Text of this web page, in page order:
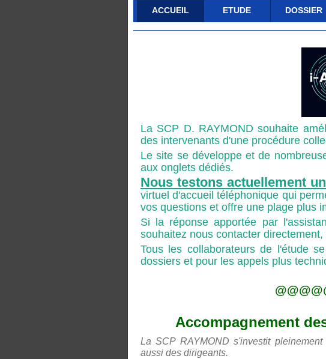
ACCUEIL ETUDE DOSSIER
La SCP D. RAYMOND souhaite
des intervenants d'une procédure
Le site se développe et de
aux onglets dédiés.
Nous testons actuellement
virtuel d'accueil téléphonique qui
vos questions et offre une plage plus
Si la réponse apportée par
souhaitez nous contacter
Tous les collaborateurs de l'étude
dossiers et pour les appels plus
Accompagnement
La SCP RAYMOND s'investit
aussi des dirigeants.